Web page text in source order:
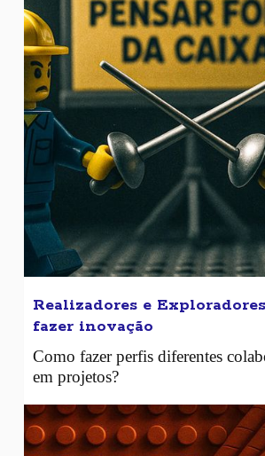
Realizadores e
fazer inovação
Como fazer perfis diferentes
em projetos?